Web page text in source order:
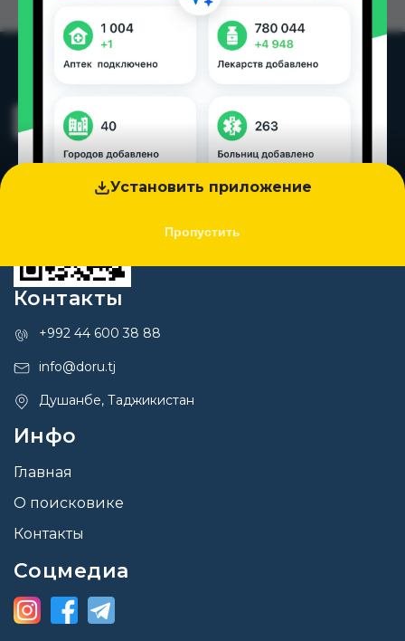
Установить приложение
Пропустить
Контакты
+992 44 600 38 88
info@doru.tj
Душанбе, Таджикистан
Инфо
Главная
О поисковике
Контакты
Соцмедиа